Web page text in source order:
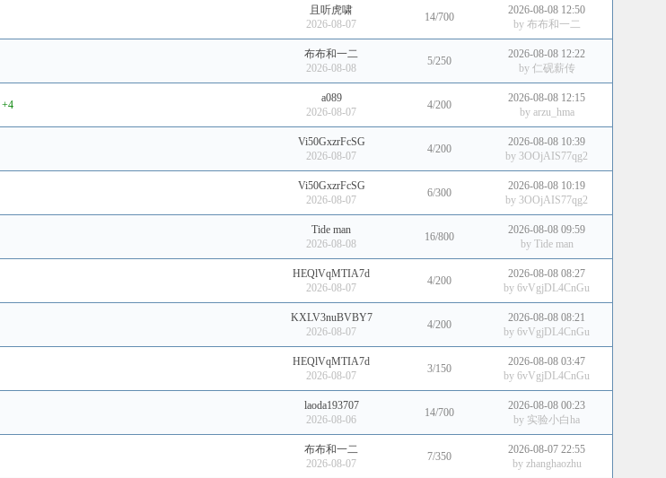
且听虎啸
2026-08-07
14/700
2026-08-08 12:50
by 布布和一二
布布和一二
2026-08-08
5/250
2026-08-08 12:22
by 仁砚薪传
+4
a089
2026-08-07
4/200
2026-08-08 12:15
by arzu_hma
Vi50GxzrFcSG
2026-08-07
4/200
2026-08-08 10:39
by 3OOjAIS77qg2
Vi50GxzrFcSG
2026-08-07
6/300
2026-08-08 10:19
by 3OOjAIS77qg2
Tide man
2026-08-08
16/800
2026-08-08 09:59
by Tide man
HEQlVqMTIA7d
2026-08-07
4/200
2026-08-08 08:27
by 6vVgjDL4CnGu
KXLV3nuBVBY7
2026-08-07
4/200
2026-08-08 08:21
by 6vVgjDL4CnGu
HEQlVqMTIA7d
2026-08-07
3/150
2026-08-08 03:47
by 6vVgjDL4CnGu
laoda193707
2026-08-06
14/700
2026-08-08 00:23
by 实验小白ha
布布和一二
2026-08-07
7/350
2026-08-07 22:55
by zhanghaozhu